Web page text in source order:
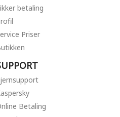
betaling
Priser
Betaling